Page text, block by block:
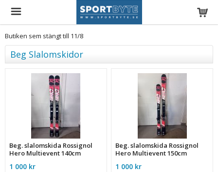
Butiken sem stängt till 11/8
Beg Slalomskidor
Beg. slalomskida Rossignol
Hero Multievent 140cm
1 000 kr
Beg. slalomskida Rossignol
Hero Multievent 150cm
1 000 kr